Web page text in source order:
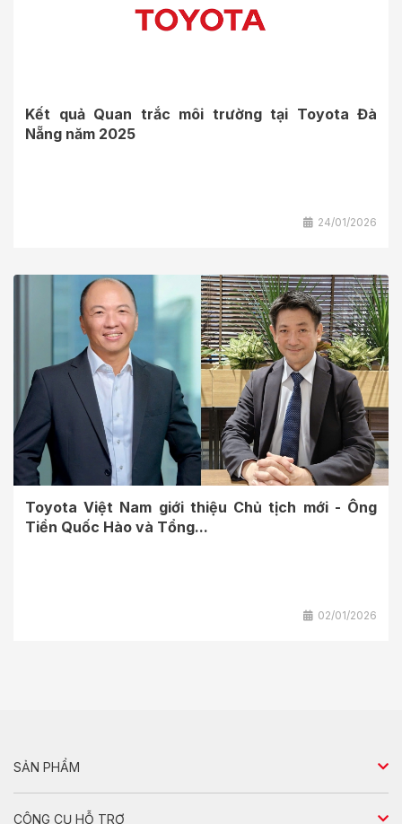
Kết quả Quan trắc môi trường tại Toyota Đà
Nẵng năm 2025
24/01/2026
Toyota Việt Nam giới thiệu Chủ tịch mới - Ông
Tiền Quốc Hào và Tổng...
02/01/2026
SẢN PHẨM
Sedan
CÔNG CỤ HỖ TRỢ